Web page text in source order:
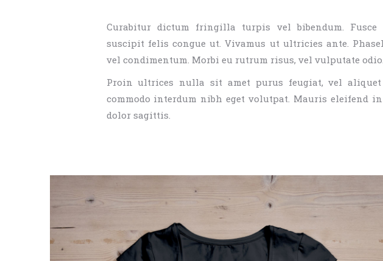
Curabitur dictum fringilla turpis vel bibendum.
suscipit felis congue ut. Vivamus ut ultricies ante.
vel condimentum. Morbi eu rutrum risus, vel vulputate odio.
Proin ultrices nulla sit amet purus feugiat, vel
commodo interdum nibh eget volutpat. Mauris eleifend
dolor sagittis.